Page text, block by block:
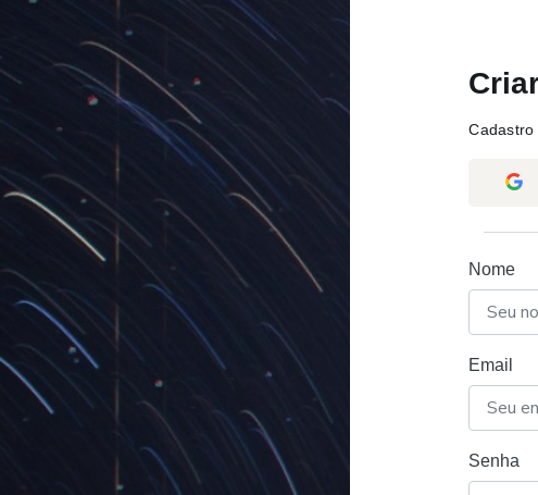
Cadastro
Nome
Email
Senha